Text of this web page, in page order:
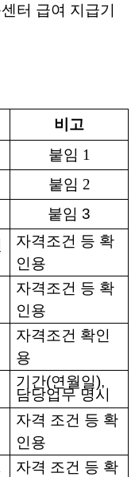
터 급여 지급기
비고
붙임 1
붙임 2
붙임 3
자격조건 등 확
인용
자격조건 등 확
인용
자격조건 확인
용
기간(연월일),
담당업무 명시
자격 조건 등 확
인용
자격 조건 등 확